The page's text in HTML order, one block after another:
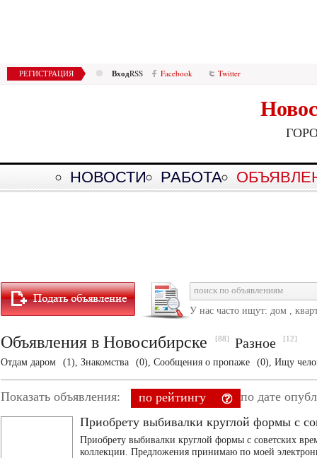
РЕГИСТРАЦИЯ ВходRSS Facebook Twitter
НОВОСТИ РАБОТА
У нас часто ищут: дом ,
Объявления в Новосибирске [88] Разное [12]
Отдам даром (1), Знакомства (0), Сообщения о пропаже (0), Ищу
Показать объявления: по рейтингу
по дате
Приобрету выбивалки круглой формы с
Приобрету выбивалки круглой формы с советских
коллекции. Предложения принимаю по моей